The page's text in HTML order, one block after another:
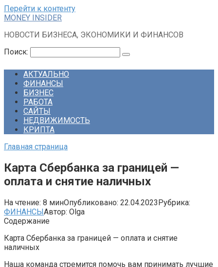
Перейти к контенту
MONEY INSIDER
НОВОСТИ БИЗНЕСА, ЭКОНОМИКИ И ФИНАНСОВ
Поиск:
АКТУАЛЬНО
ФИНАНСЫ
БИЗНЕС
РАБОТА
САЙТЫ
НЕДВИЖИМОСТЬ
КРИПТА
Главная страница
Карта Сбербанка за границей —
оплата и снятие наличных
На чтение: 8 минОпубликовано: 22.04.2023Рубрика:
ФИНАНСЫАвтор: Olga
Содержание
Карта Сбербанка за границей — оплата и снятие
наличных
Наша команда стремится помочь вам принимать лучшие